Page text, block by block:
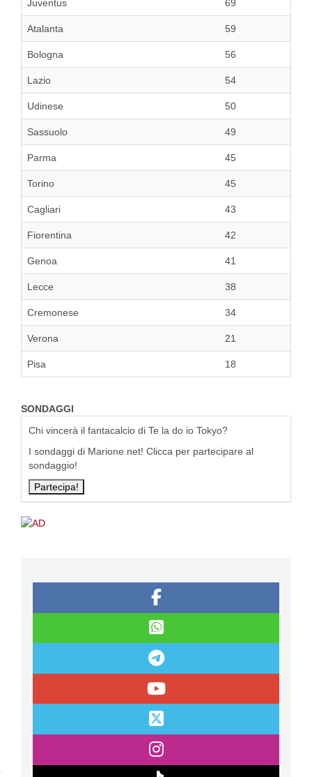
Juventus 69
Atalanta 59
Bologna 56
Lazio 54
Udinese 50
Sassuolo 49
Parma 45
Torino 45
Cagliari 43
Fiorentina 42
Genoa 41
Lecce 38
Cremonese 34
Verona 21
Pisa 18
SONDAGGI
Chi vincerà il fantacalcio di Te la do io Tokyo?
I sondaggi di Marione.net! Clicca per partecipare al
sondaggio!